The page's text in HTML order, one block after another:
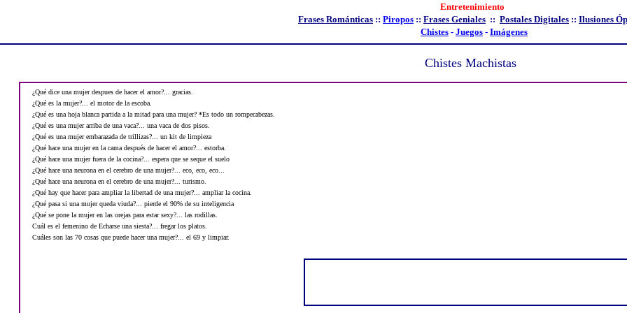
Entretenimiento
Frases Románticas :: Piropos :: Frases Geniales :: Postales Digitales :: Ilusiones
Chistes - Juegos - Imágenes
Chistes Machistas
¿Qué dice una mujer despues de hacer el amor?... gracias.
¿Qué es la mujer?... el motor de la escoba.
¿Qué es una hoja blanca partida a la mitad para una mujer? *Es todo un rompecabezas.
¿Qué es una mujer arriba de una vaca?... una vaca de dos pisos.
¿Qué es una mujer embarazada de trillizas?... un kit de limpieza
¿Qué hace una mujer en la cama después de hacer el amor?... estorba.
¿Qué hace una mujer fuera de la cocina?... espera que se seque el suelo
¿Qué hace una neurona en el cerebro de una mujer?... eco, eco, eco...
¿Qué hace una neurona en el cerebro de una mujer?... turismo.
¿Qué hay que hacer para ampliar la libertad de una mujer?... ampliar la cocina.
¿Qué pasa si una mujer queda viuda?... pierde el 90% de su inteligencia
¿Qué se pone la mujer en las orejas para estar sexy?... las rodillas.
Cuál es el femenino de Echarse una siesta?... fregar los platos.
Cuáles son las 70 cosas que puede hacer una mujer?... el 69 y limpiar.